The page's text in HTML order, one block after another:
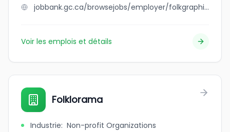
jobbank.gc.ca/browsejobs/employer/folkgraphis+frames/ca
Voir les emplois et détails
Folklorama
Industrie: Non-profit Organizations